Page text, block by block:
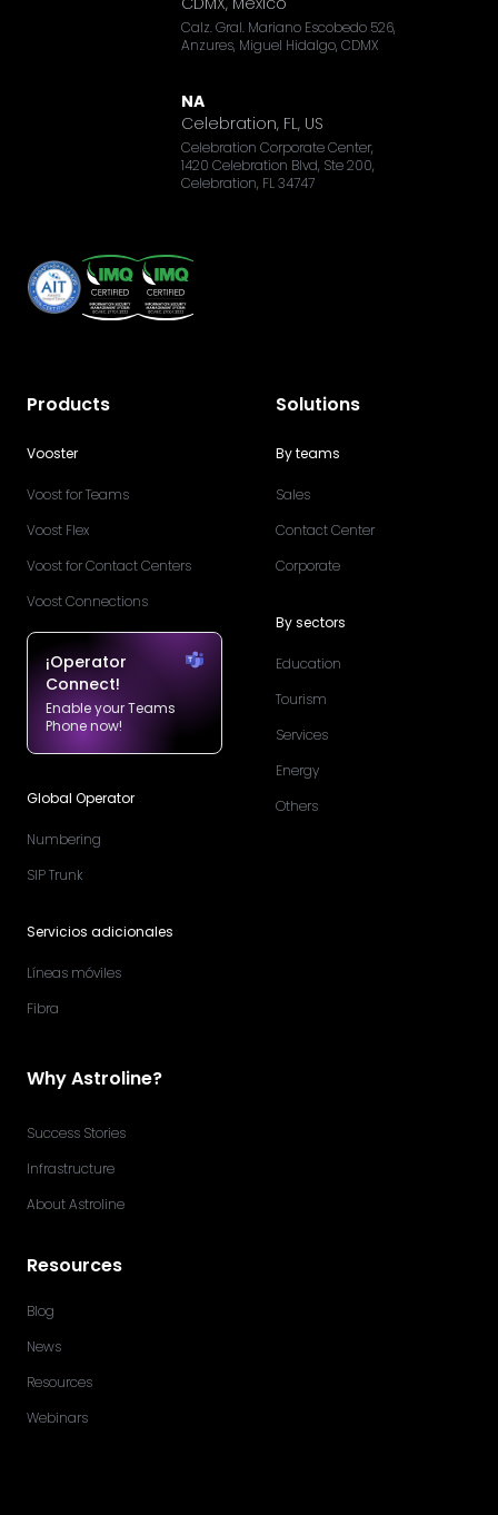
Calz. Gral. Mariano Escobedo 526,
Anzures, Miguel Hidalgo, CDMX
NA
Celebration, FL, US
Celebration Corporate Center,
1420 Celebration Blvd, Ste 200,
Celebration, FL 34747
Products
Vooster
Voost for Teams
Voost Flex
Voost for Contact Centers
Voost Connections
¡Operator
Connect!
Enable your Teams
Phone now!
Global Operator
Numbering
SIP Trunk
Servicios adicionales
Líneas móviles
Fibra
Solutions
By teams
Sales
Contact Center
Corporate
By sectors
Education
Tourism
Services
Energy
Others
Why Astroline?
Success Stories
Infrastructure
About Astroline
Resources
Blog
News
Resources
Webinars